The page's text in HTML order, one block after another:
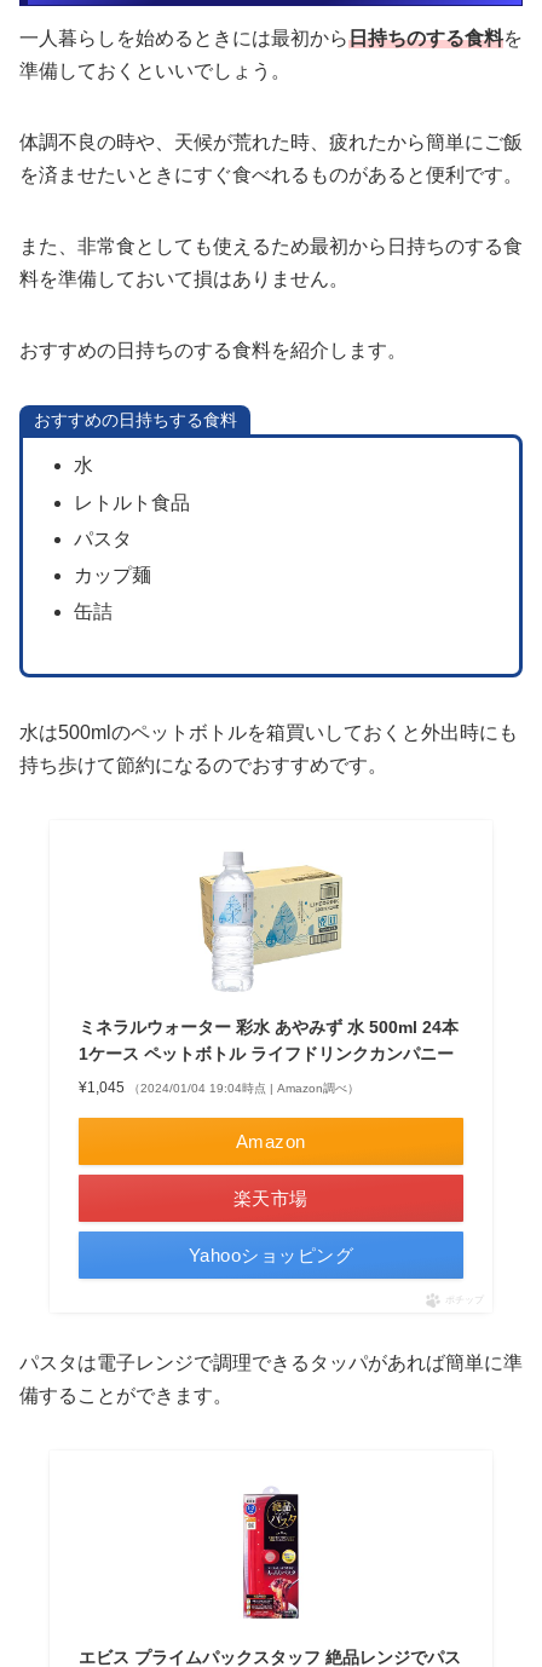
一人暮らしを始めるときには最初から日持ちのする食料を
準備しておくといいでしょう。
体調不良の時や、天候が荒れた時、疲れたから簡単にご飯
を済ませたいときにすぐ食べれるものがあると便利です。
また、非常食としても使えるため最初から日持ちのする食
料を準備しておいて損はありません。
おすすめの日持ちのする食料を紹介します。
おすすめの日持ちする食料
水
レトルト食品
パスタ
カップ麺
缶詰
水は500mlのペットボトルを箱買いしておくと外出時にも
持ち歩けて節約になるのでおすすめです。
ミネラルウォーター 彩水 あやみず 水 500ml 24本
1ケース ペットボトル ライフドリンクカンパニー
¥1,045 （2024/01/04 19:04時点 | Amazon調べ）
Amazon
楽天市場
Yahooショッピング
ポチップ
パスタは電子レンジで調理できるタッパがあれば簡単に準
備することができます。
エビス プライムパックスタッフ 絶品レンジでパス